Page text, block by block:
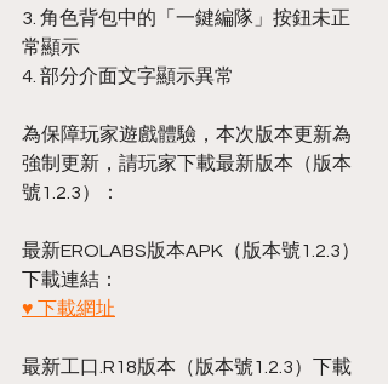
3. 角色背包中的「一鍵編隊」按鈕未正
常顯示
4. 部分介面文字顯示異常
為保障玩家遊戲體驗，本次版本更新為
強制更新，請玩家下載最新版本（版本
號1.2.3）：
最新EROLABS版本APK（版本號1.2.3）
下載連結：
♥ 下載網址
最新工口.R18版本（版本號1.2.3）下載